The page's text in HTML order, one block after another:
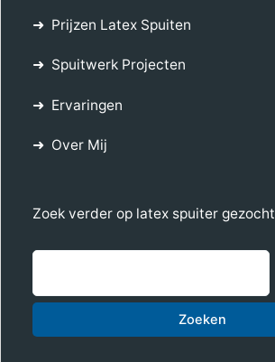
Prijzen Latex Spuiten
Spuitwerk Projecten
Ervaringen
Over Mij
Zoek verder op latex spuiter gezocht
Zoeken